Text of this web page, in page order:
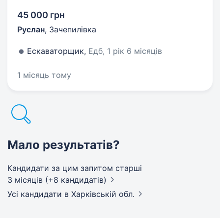
45 000 грн
Руслан, Зачепилівка
Ескаваторщик, Едб, 1 рік 6 місяців
1 місяць тому
Мало результатів?
Кандидати за цим запитом старші
3 місяців (+8 кандидатів)
Усі кандидати в Харківській обл.